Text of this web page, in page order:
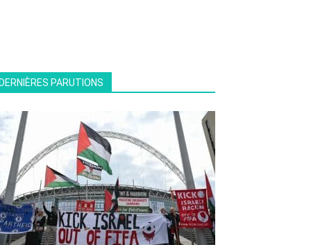
DERNIÈRES PARUTIONS